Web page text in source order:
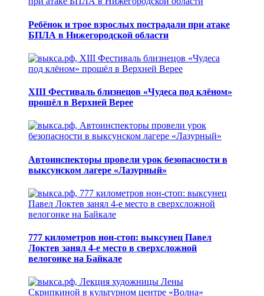
Ребёнок и трое взрослых пострадали при атаке
БПЛА в Нижегородской области
XIII Фестиваль близнецов «Чудеса под клёном»
прошёл в Верхней Верее
Автоинспекторы провели урок безопасности в
выксунском лагере «Лазурный»
777 километров нон-стоп: выксунец Павел
Локтев занял 4-е место в сверхсложной
велогонке на Байкале